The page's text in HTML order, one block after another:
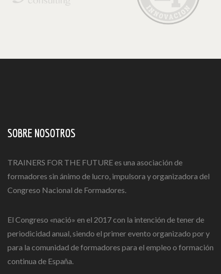
SOBRE NOSOTROS
TRAINERS FOR THE FUTURE es una asociación de
formadores sin ánimo de lucro, impulsora y organizadora del
Congreso Nacional de Formadores.
El Congreso «nació» en el 2017 con la intención de tener de
periodicidad anual, siendo el primer evento organizado por y
para la comunidad de formadores para el empleo o formación
continua de España.